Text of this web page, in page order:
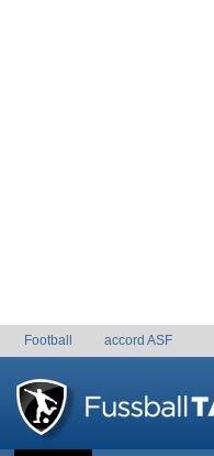
Football accord ASF